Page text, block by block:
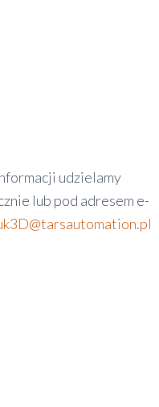
udzielamy
lub pod adresem e-